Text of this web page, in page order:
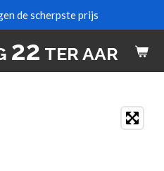
22 TER AAR
de scherpste prijs